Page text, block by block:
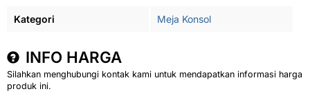
Kategori Meja Konsol
INFO HARGA
Silahkan menghubungi kontak kami untuk mendapatkan informasi harga
produk ini.